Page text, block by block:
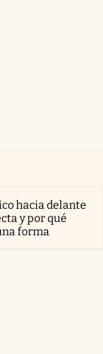
hacia delante
y por qué
forma